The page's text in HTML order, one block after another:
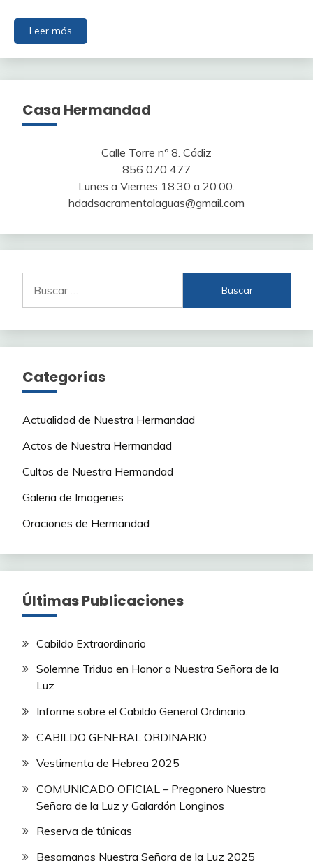
Leer más
Casa Hermandad
Calle Torre nº 8. Cádiz
856 070 477
Lunes a Viernes 18:30 a 20:00.
hdadsacramentalaguas@gmail.com
Categorías
Actualidad de Nuestra Hermandad
Actos de Nuestra Hermandad
Cultos de Nuestra Hermandad
Galeria de Imagenes
Oraciones de Hermandad
Últimas Publicaciones
Cabildo Extraordinario
Solemne Triduo en Honor a Nuestra Señora de la
Luz
Informe sobre el Cabildo General Ordinario.
CABILDO GENERAL ORDINARIO
Vestimenta de Hebrea 2025
COMUNICADO OFICIAL – Pregonero Nuestra
Señora de la Luz y Galardón Longinos
Reserva de túnicas
Besamanos Nuestra Señora de la Luz 2025